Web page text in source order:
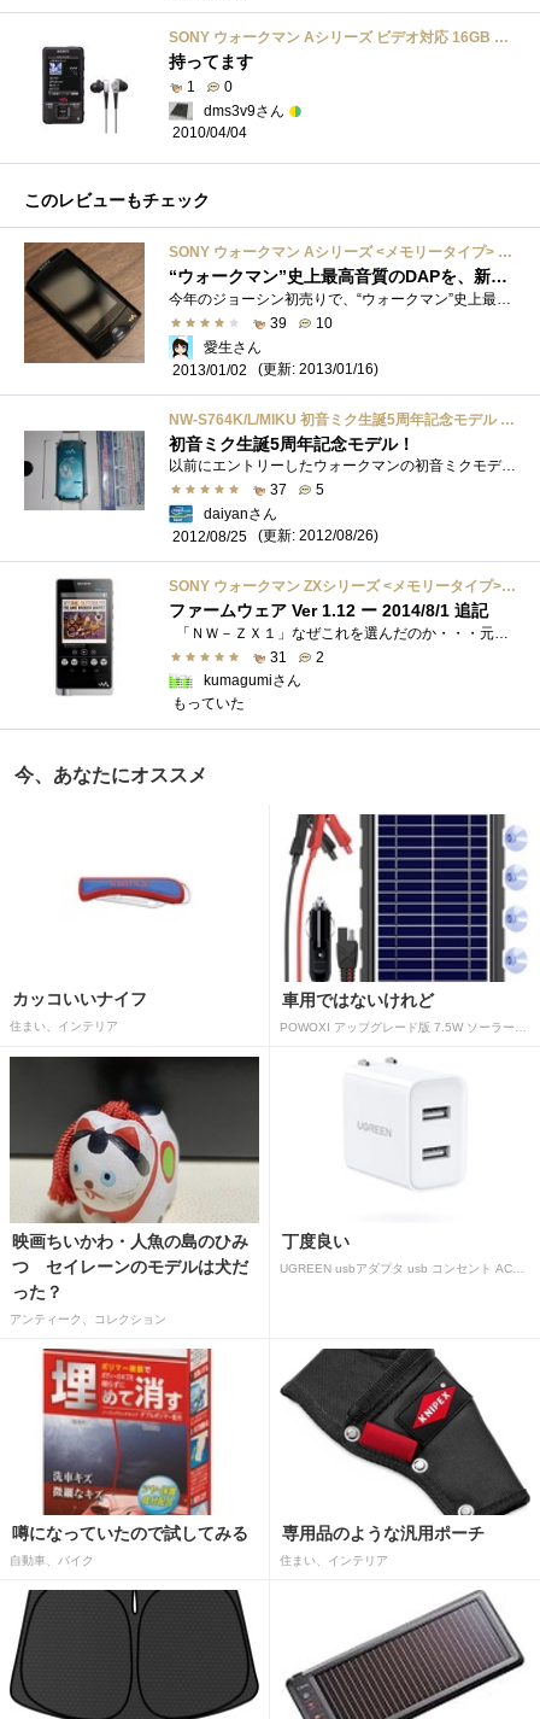
SONY ウォークマン Aシリーズ ビデオ対応 16GB ブラック NW-A829 B
持ってます
1
0
dms3v9さん
2010/04/04
このレビューもチェック
SONY ウォークマン Aシリーズ <メモリータイプ> 16GB ブラック NW-A865/B
“ウォークマン”史上最高音質のDAPを、新年初売りでGET！
今年のジョーシン初売りで、“ウォークマン”史上最高音質を謳うSONYウォークマンAシリーズ NW-A865/BをGETしてきました。SONYウォークマンAシリー�...
39
10
愛生さん
2013/01/02
(更新: 2013/01/16)
NW-S764K/L/MIKU 初音ミク生誕5周年記念モデル [8GB ブルー]
初音ミク生誕5周年記念モデル！
以前にエントリーしたウォークマンの初音ミクモデルが届きました。気になるパッケージは… orz通常版と一緒でした。ここは拘って欲しいよなぁ...
37
5
daiyanさん
2012/08/25
(更新: 2012/08/26)
SONY ウォークマン ZXシリーズ <メモリータイプ> 128GB シルバー NW-ZX1/S
ファームウェア Ver 1.12 ー 2014/8/1 追記
「ＮＷ－ＺＸ１」なぜこれを選んだのか・・・元々はこちらを愛用しており、特に音なども不満は無かった・・ハイレゾ音源を用意するために�...
31
2
kumagumiさん
もっていた
今、あなたにオススメ
カッコいいナイフ
住まい、インテリア
車用ではないけれど
映画ちいかわ・人魚の島のひみ
つ セイレーンのモデルは犬だ
った？
アンティーク、コレクション
丁度良い
UGREEN usbアダプタ usb コンセント AC式充電器 3.1A PSE認証済み 折りたたみ式プラグ 2ポート
噂になっていたので試してみる
自動車、バイク
専用品のような汎用ポーチ
住まい、インテリア